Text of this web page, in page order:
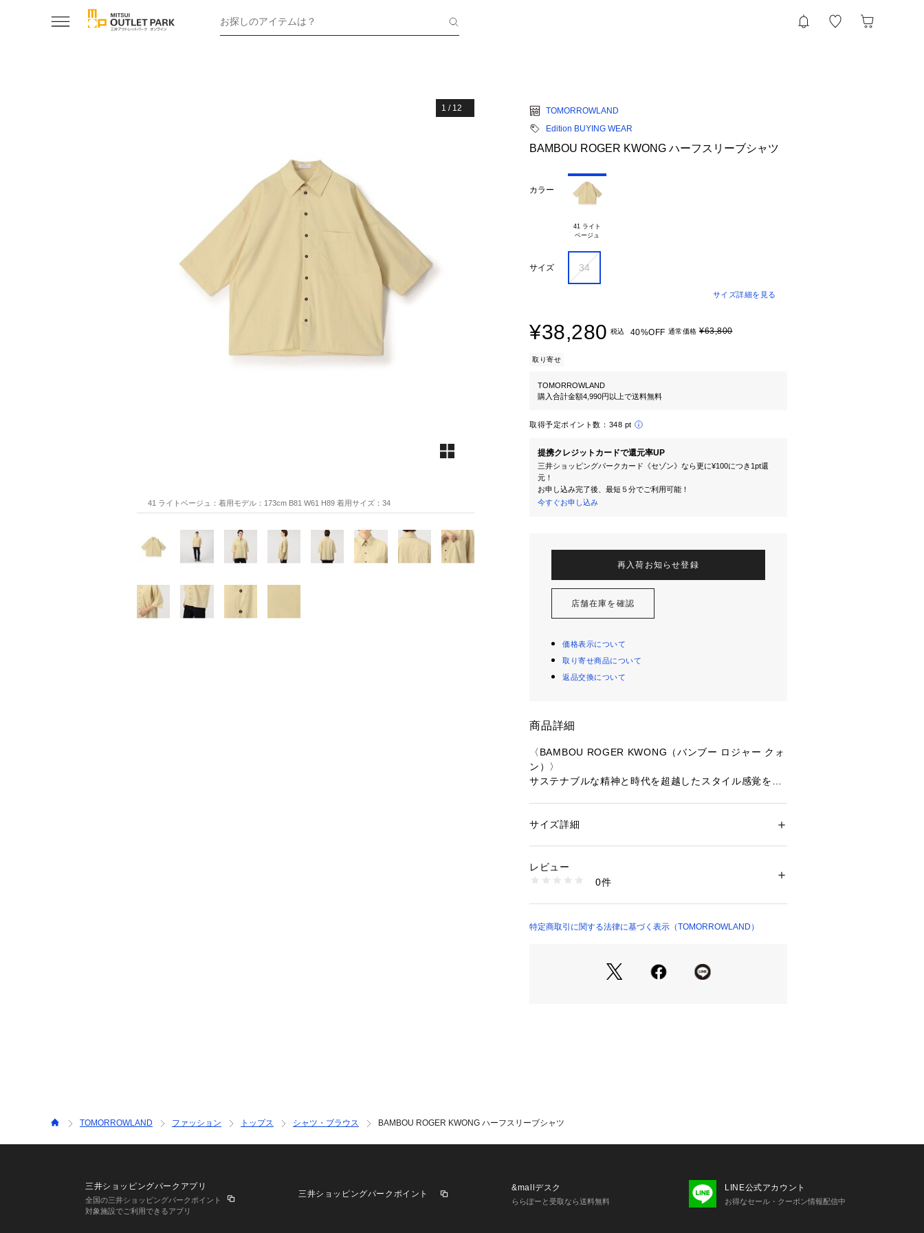
お探しのアイテムは？
1 / 12
41 ライトベージュ：着用モデル：173cm B81 W61 H89 着用サイズ：34
TOMORROWLAND
Edition BUYING WEAR
BAMBOU ROGER KWONG ハーフスリーブシャツ
カラー
41 ライト
サイズ 34
サイズ詳細を見る
¥38,280 税込 40%OFF 通常価格 ¥63,800
取り寄せ
TOMORROWLAND
購入合計金額4,990円以上で送料無料
取得予定ポイント数： 348 pt
提携クレジットカードで還元率UP
三井ショッピングパークカード《セゾン》なら更に¥100につき1pt還
元！
お申し込み完了後、最短５分でご利用可能！
今すぐお申し込み
再入荷お知らせ登録
店舗在庫を確認
価格表示について
取り寄せ商品について
返品交換について
商品詳細
〈BAMBOU ROGER KWONG（バンブー ロジャー クォ
ン）〉
サステナブルな精神と時代を超越したスタイル感覚を軸
ハイファッションレーベルから調達した余剰生地をロジ
※商品の色味は、商品単体または素材アップ画像をご確
2025SS商品
商品番号:37-01-52-01067
性別：レディース
洗濯：洗濯不可、漂白不可、タンブル乾燥不可、アイロン仕上げ
可、ドライ可、ウエットクリーニング不可
い
37015201067 （ショップ）
サイズ詳細
レビュー
0件
特定商取引に関する法律に基づく表示（TOMORROWLAND）
TOMORROWLAND ファッション トップス シャツ・ブラウス BAMBOU ROGER KWONG ハーフスリーブシャツ
三井ショッピングパークアプリ
全国の三井ショッピングパークポイント
対象施設でご利用できるアプリ
三井ショッピングパークポイント
&mallデスク
ららぽーと受取なら送料無料
LINE公式アカウント
お得なセール・クーポン情報配信中